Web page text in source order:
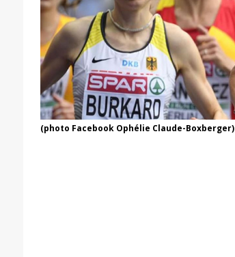
(photo Facebook Ophélie Claude-Boxberger)